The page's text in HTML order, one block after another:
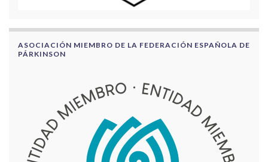
ASOCIACIÓN MIEMBRO DE LA FEDERACIÓN ESPAÑOLA DE
PÁRKINSON